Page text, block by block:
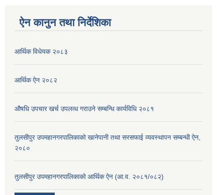
ऐन कानुन तथा निर्देशिका
आर्थिक विधेयक २०८३
आर्थिक ऐन २०८२
औषधि उपचार खर्च उपलव्ध गराउने सम्बन्धि कार्यविधि २०८१
तुलसीपुर उपमहानगरपालिकाको खानेपानी तथा सरसफाई व्यवस्थापन सम्बन्धी ऐन,
२०८०
तुलसीपुर उपमहानगरपालिकाको आर्थिक ऐन (आ.व. २०८१/०८२)